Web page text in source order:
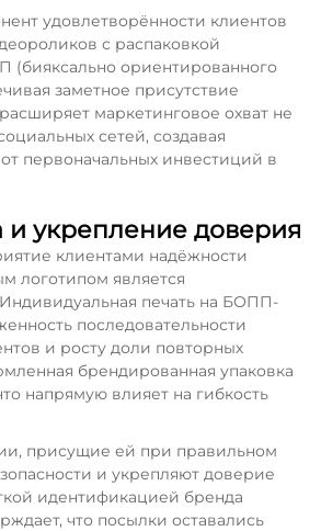
удовлетворённости клиентов
с распаковкой
(бияксально ориентированного
заметное присутствие
маркетинговое охват не
сетей, создавая
первоначальных инвестиций в
укрепление доверия
клиентами надёжности
логотипом является
печать на БОПП-
последовательности
и росту доли повторных
брендированная упаковка
напрямую влияет на гибкость
присущие ей при правильном
и укрепляют доверие
идентификацией бренда
что посылки оставались